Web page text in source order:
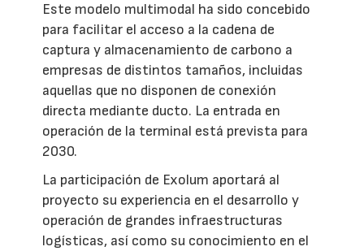
Este modelo multimodal ha sido concebido
para facilitar el acceso a la cadena de
captura y almacenamiento de carbono a
empresas de distintos tamaños, incluidas
aquellas que no disponen de conexión
directa mediante ducto. La entrada en
operación de la terminal está prevista para
2030.
La participación de Exolum aportará al
proyecto su experiencia en el desarrollo y
operación de grandes infraestructuras
logísticas, así como su conocimiento en el